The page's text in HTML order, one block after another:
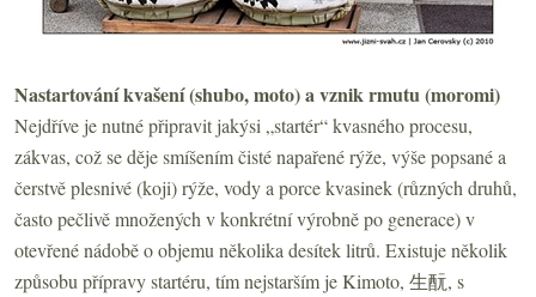
Nastartování kvašení (shubo, moto) a vznik rmutu (moromi)
Nejdříve je nutné připravit jakýsi „startér“ kvasného procesu,
zákvas, což se děje smíšením čisté napařené rýže, výše popsané a
čerstvě plesnivé (koji) rýže, vody a porce kvasinek (různých druhů,
často pečlivě množených v konkrétní výrobně po generace) v
otevřené nádobě o objemu několika desítek litrů. Existuje několik
způsobu přípravy startéru, tím nejstarším je Kimoto, 生酛, s